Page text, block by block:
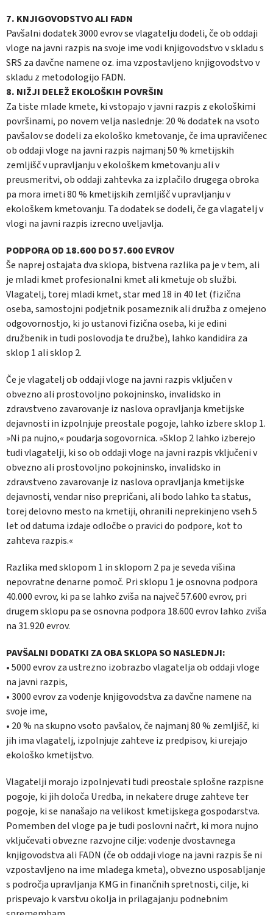
7. KNJIGOVODSTVO ALI FADN
Pavšalni dodatek 3000 evrov se vlagatelju dodeli, če ob oddaji
vloge na javni razpis na svoje ime vodi knjigovodstvo v skladu s
SRS za davčne namene oz. ima vzpostavljeno knjigovodstvo v
skladu z metodologijo FADN.
8. NIŽJI DELEŽ EKOLOŠKIH POVRŠIN
Za tiste mlade kmete, ki vstopajo v javni razpis z ekološkimi
površinami, po novem velja naslednje: 20 % dodatek na vsoto
pavšalov se dodeli za ekološko kmetovanje, če ima upravičenec
ob oddaji vloge na javni razpis najmanj 50 % kmetijskih
zemljišč v upravljanju v ekološkem kmetovanju ali v
preusmeritvi, ob oddaji zahtevka za izplačilo drugega obroka
pa mora imeti 80 % kmetijskih zemljišč v upravljanju v
ekološkem kmetovanju. Ta dodatek se dodeli, če ga vlagatelj v
vlogi na javni razpis izrecno uveljavlja.
PODPORA OD 18.600 DO 57.600 EVROV
Še naprej ostajata dva sklopa, bistvena razlika pa je v tem, ali
je mladi kmet profesionalni kmet ali kmetuje ob službi.
Vlagatelj, torej mladi kmet, star med 18 in 40 let (fizična
oseba, samostojni podjetnik posameznik ali družba z omejeno
odgovornostjo, ki jo ustanovi fizična oseba, ki je edini
družbenik in tudi poslovodja te družbe), lahko kandidira za
sklop 1 ali sklop 2.
Če je vlagatelj ob oddaji vloge na javni razpis vključen v
obvezno ali prostovoljno pokojninsko, invalidsko in
zdravstveno zavarovanje iz naslova opravljanja kmetijske
dejavnosti in izpolnjuje preostale pogoje, lahko izbere sklop 1.
»Ni pa nujno,« poudarja sogovornica. »Sklop 2 lahko izberejo
tudi vlagatelji, ki so ob oddaji vloge na javni razpis vključeni v
obvezno ali prostovoljno pokojninsko, invalidsko in
zdravstveno zavarovanje iz naslova opravljanja kmetijske
dejavnosti, vendar niso prepričani, ali bodo lahko ta status,
torej delovno mesto na kmetiji, ohranili neprekinjeno vseh 5
let od datuma izdaje odločbe o pravici do podpore, kot to
zahteva razpis.«
Razlika med sklopom 1 in sklopom 2 pa je seveda višina
nepovratne denarne pomoč. Pri sklopu 1 je osnovna podpora
40.000 evrov, ki pa se lahko zviša na največ 57.600 evrov, pri
drugem sklopu pa se osnovna podpora 18.600 evrov lahko zviša
na 31.920 evrov.
PAVŠALNI DODATKI ZA OBA SKLOPA SO NASLEDNJI:
• 5000 evrov za ustrezno izobrazbo vlagatelja ob oddaji vloge
na javni razpis,
• 3000 evrov za vodenje knjigovodstva za davčne namene na
svoje ime,
• 20 % na skupno vsoto pavšalov, če najmanj 80 % zemljišč, ki
jih ima vlagatelj, izpolnjuje zahteve iz predpisov, ki urejajo
ekološko kmetijstvo.
Vlagatelji morajo izpolnjevati tudi preostale splošne razpisne
pogoje, ki jih določa Uredba, in nekatere druge zahteve ter
pogoje, ki se nanašajo na velikost kmetijskega gospodarstva.
Pomemben del vloge pa je tudi poslovni načrt, ki mora nujno
vključevati obvezne razvojne cilje: vodenje dvostavnega
knjigovodstva ali FADN (če ob oddaji vloge na javni razpis še ni
vzpostavljeno na ime mladega kmeta), obvezno usposabljanje
s področja upravljanja KMG in finančnih spretnosti, cilje, ki
prispevajo k varstvu okolja in prilagajanju podnebnim